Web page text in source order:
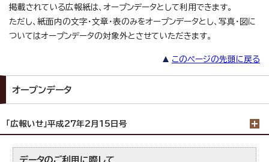
掲載されている広報紙は、オープンデータとして利用できます。
ただし、紙面内の文字・文章・表のみをオープンデータとし、写真・図に
ついてはオープンデータの対象外とさせていただきます。
このページの先頭に戻る
オープンデータ
「広報いせ」平成27年2月15日号
データのご利用に際して